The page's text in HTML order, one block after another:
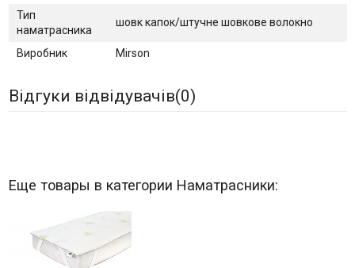
Тип
наматрасника
шовк капок/штучне шовкове волокно
Виробник Mirson
Відгуки відвідувачів(0)
Еще товары в категории Наматрасники: